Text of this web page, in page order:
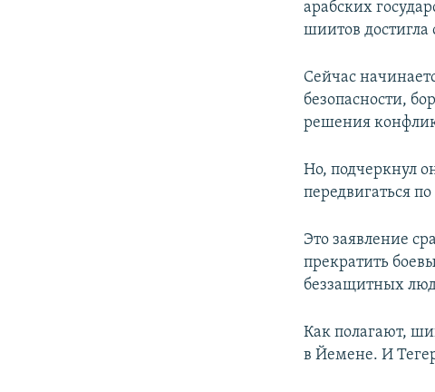
арабских
шиитов
Сейчас
безопасности,
решения
Но, подчеркнул
передвигаться
Это заявление
прекратить
беззащитных
Как полагают,
в Йемене. И